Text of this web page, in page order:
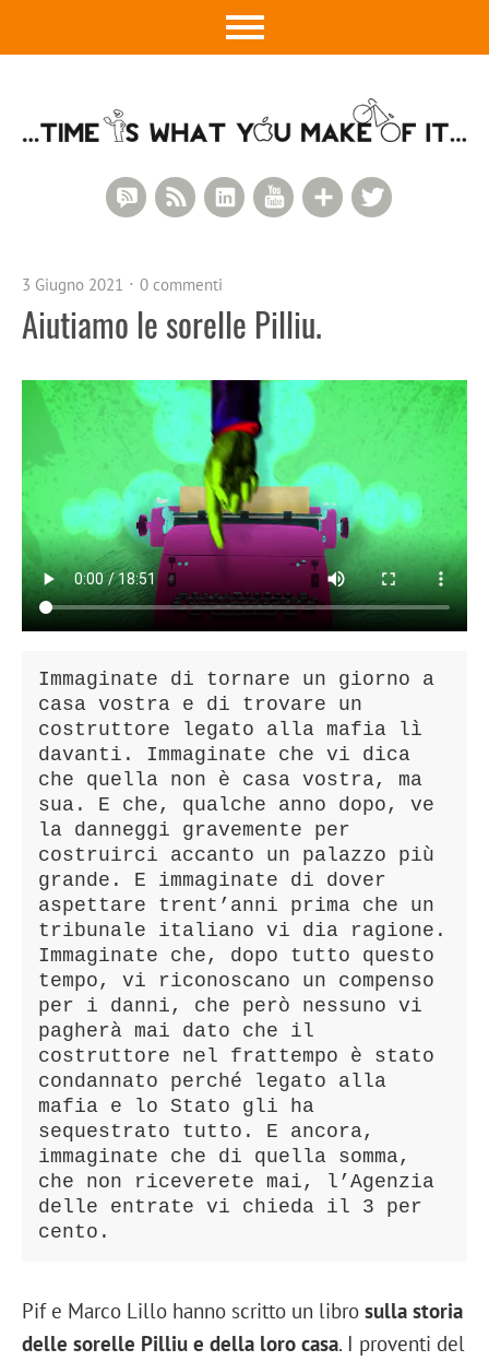
Google+
YouTube
LinkedIn
RSS Feed
RSS Comments
3 Giugno 2021 0 commenti
Aiutiamo le sorelle Pilliu.
Immaginate di tornare un giorno a
casa vostra e di trovare un
costruttore legato alla mafia lì
davanti. Immaginate che vi dica
che quella non è casa vostra, ma
sua. E che, qualche anno dopo, ve
la danneggi gravemente per
costruirci accanto un palazzo più
grande. E immaginate di dover
aspettare trent’anni prima che un
tribunale italiano vi dia ragione.
Immaginate che, dopo tutto questo
tempo, vi riconoscano un compenso
per i danni, che però nessuno vi
pagherà mai dato che il
costruttore nel frattempo è stato
condannato perché legato alla
mafia e lo Stato gli ha
sequestrato tutto. E ancora,
immaginate che di quella somma,
che non riceverete mai, l’Agenzia
delle entrate vi chieda il 3 per
cento.
Pif e Marco Lillo hanno scritto un libro sulla storia
delle sorelle Pilliu e della loro casa. I proventi del